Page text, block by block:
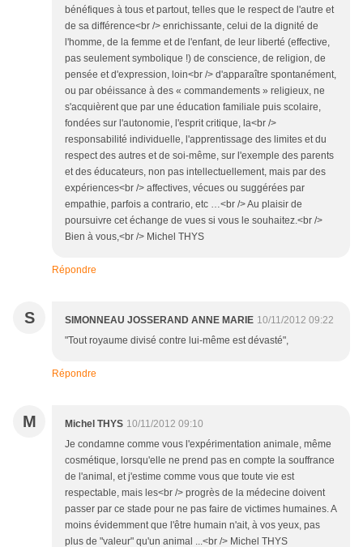
bénéfiques à tous et partout, telles que le respect de l'autre et
de sa différence<br /> enrichissante, celui de la dignité de
l'homme, de la femme et de l'enfant, de leur liberté (effective,
pas seulement symbolique !) de conscience, de religion, de
pensée et d'expression, loin<br /> d'apparaître spontanément,
ou par obéissance à des « commandements » religieux, ne
s'acquièrent que par une éducation familiale puis scolaire,
fondées sur l'autonomie, l'esprit critique, la<br />
responsabilité individuelle, l'apprentissage des limites et du
respect des autres et de soi-même, sur l'exemple des parents
et des éducateurs, non pas intellectuellement, mais par des
expériences<br /> affectives, vécues ou suggérées par
empathie, parfois a contrario, etc …<br /> Au plaisir de
poursuivre cet échange de vues si vous le souhaitez.<br />
Bien à vous,<br /> Michel THYS
Répondre
S SIMONNEAU JOSSERAND ANNE MARIE 10/11/2012 09:22
"Tout royaume divisé contre lui-même est dévasté",
Répondre
M Michel THYS 10/11/2012 09:10
Je condamne comme vous l'expérimentation animale, même
cosmétique, lorsqu'elle ne prend pas en compte la souffrance
de l'animal, et j'estime comme vous que toute vie est
respectable, mais les<br /> progrès de la médecine doivent
passer par ce stade pour ne pas faire de victimes humaines. A
moins évidemment que l'être humain n'ait, à vos yeux, pas
plus de "valeur" qu'un animal ...<br /> Michel THYS